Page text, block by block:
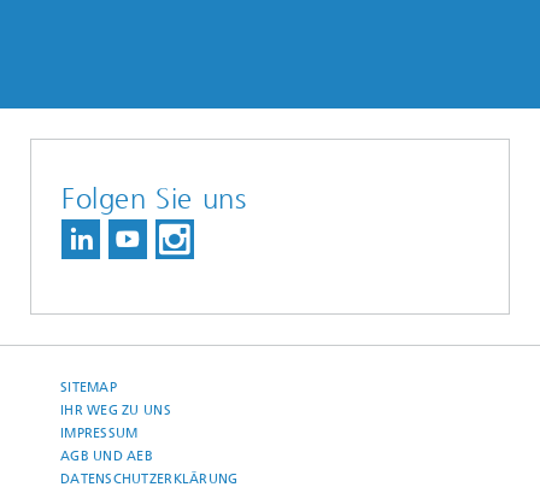
Folgen Sie uns
SITEMAP
IHR WEG ZU UNS
IMPRESSUM
AGB UND AEB
DATENSCHUTZERKLÄRUNG